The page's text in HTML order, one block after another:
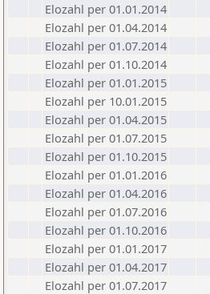
Elozahl per 01.01.2014
Elozahl per 01.04.2014
Elozahl per 01.07.2014
Elozahl per 01.10.2014
Elozahl per 01.01.2015
Elozahl per 10.01.2015
Elozahl per 01.04.2015
Elozahl per 01.07.2015
Elozahl per 01.10.2015
Elozahl per 01.01.2016
Elozahl per 01.04.2016
Elozahl per 01.07.2016
Elozahl per 01.10.2016
Elozahl per 01.01.2017
Elozahl per 01.04.2017
Elozahl per 01.07.2017